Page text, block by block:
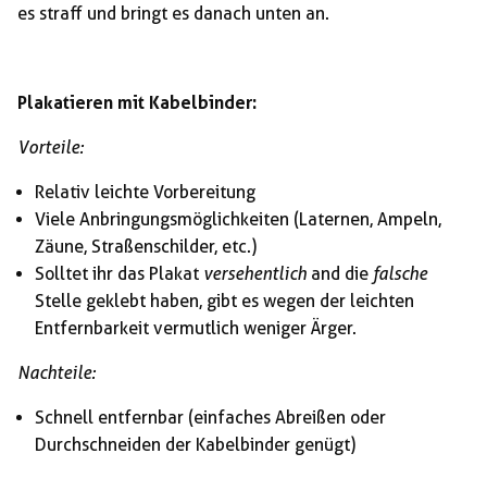
es straff und bringt es danach unten an.
Plakatieren mit Kabelbinder:
Vorteile:
Relativ leichte Vorbereitung
Viele Anbringungsmöglichkeiten (Laternen, Ampeln,
Zäune, Straßenschilder, etc.)
Solltet ihr das Plakat versehentlich and die falsche
Stelle geklebt haben, gibt es wegen der leichten
Entfernbarkeit vermutlich weniger Ärger.
Nachteile:
Schnell entfernbar (einfaches Abreißen oder
Durchschneiden der Kabelbinder genügt)